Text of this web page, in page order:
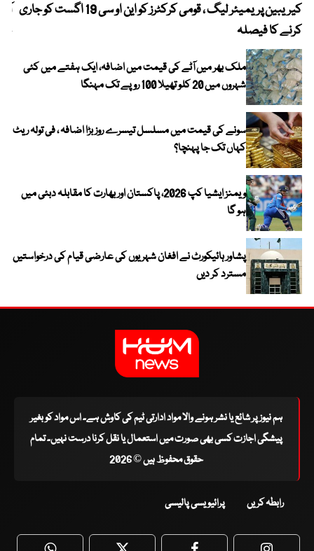
کیریبین پریمیئر لیگ ، قومی کرکٹرز کو این او سی 19 اگست کو جاری
کرنے کا فیصلہ
ملک بھر میں آٹے کی قیمت میں اضافہ، ایک ہفتے میں کئی
شہروں میں 20 کلو تھیلا 100 روپے تک مہنگا
سونے کی قیمت میں مسلسل تیسرے روز بڑا اضافہ ، فی تولہ ریٹ
کہاں تک جا پہنچا؟
ویمنز ایشیا کپ 2026، پاکستان اور بھارت کا مقابلہ دبئی میں
ہو گا
پشاور ہائیکورٹ نے افغان شہریوں کی عارضی قیام کی درخواستیں
مسترد کر دیں
ہم نیوز پر شائع یا نشر ہونے والا مواد ادارتی ٹیم کی کاوش ہے۔ اس مواد کو بغیر
پیشگی اجازت کسی بھی صورت میں استعمال یا نقل کرنا درست نہیں۔ تمام
حقوق محفوظ ہیں © 2026
رابطہ کریں پرائیویسی پالیسی